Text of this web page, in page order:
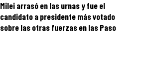
Milei arrasó en las urnas y fue el
candidato a presidente más votado
sobre las otras fuerzas en las Paso